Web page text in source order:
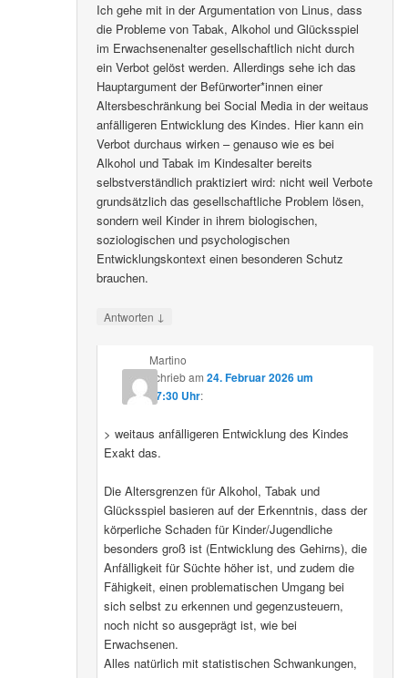
Ich gehe mit in der Argumentation von Linus, dass
die Probleme von Tabak, Alkohol und Glücksspiel
im Erwachsenenalter gesellschaftlich nicht durch
ein Verbot gelöst werden. Allerdings sehe ich das
Hauptargument der Befürworter*innen einer
Altersbeschränkung bei Social Media in der weitaus
anfälligeren Entwicklung des Kindes. Hier kann ein
Verbot durchaus wirken – genauso wie es bei
Alkohol und Tabak im Kindesalter bereits
selbstverständlich praktiziert wird: nicht weil Verbote
grundsätzlich das gesellschaftliche Problem lösen,
sondern weil Kinder in ihrem biologischen,
soziologischen und psychologischen
Entwicklungskontext einen besonderen Schutz
brauchen.
Antworten ↓
Martino
schriebam 24. Februar 2026 um
07:30 Uhr:
> weitaus anfälligeren Entwicklung des Kindes
Exakt das.
Die Altersgrenzen für Alkohol, Tabak und
Glücksspiel basieren auf der Erkenntnis, dass der
körperliche Schaden für Kinder/Jugendliche
besonders groß ist (Entwicklung des Gehirns), die
Anfälligkeit für Süchte höher ist, und zudem die
Fähigkeit, einen problematischen Umgang bei
sich selbst zu erkennen und gegenzusteuern,
noch nicht so ausgeprägt ist, wie bei
Erwachsenen.
Alles natürlich mit statistischen Schwankungen,